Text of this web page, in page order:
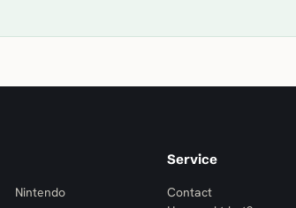
Nintendo
Service
Contact